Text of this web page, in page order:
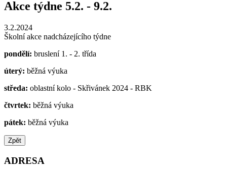
Akce týdne 5.2. - 9.2.
3.2.2024
Školní akce nadcházejícího týdne
pondělí: bruslení 1. - 2. třída
úterý: běžná výuka
středa: oblastní kolo - Skřivánek 2024 - RBK
čtvrtek: běžná výuka
pátek: běžná výuka
Zpět
ADRESA